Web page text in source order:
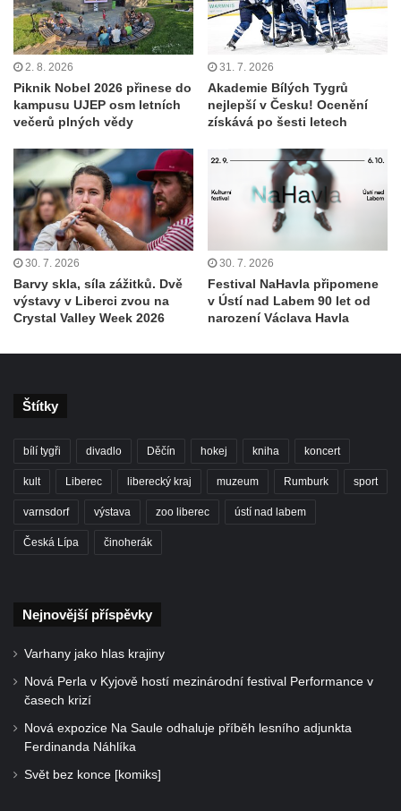
2. 8. 2026
Piknik Nobel 2026 přinese do
kampusu UJEP osm letních
večerů plných vědy
31. 7. 2026
Akademie Bílých Tygrů
nejlepší v Česku! Ocenění
získává po šesti letech
30. 7. 2026
Barvy skla, síla zážitků. Dvě
výstavy v Liberci zvou na
Crystal Valley Week 2026
30. 7. 2026
Festival NaHavla připomene
v Ústí nad Labem 90 let od
narození Václava Havla
Štítky
bílí tygři divadlo Děčín hokej kniha koncert
kult Liberec liberecký kraj muzeum Rumburk sport
varnsdorf výstava zoo liberec ústí nad labem
Česká Lípa činoherák
Nejnovější příspěvky
Varhany jako hlas krajiny
Nová Perla v Kyjově hostí mezinárodní festival Performance v
časech krizí
Nová expozice Na Saule odhaluje příběh lesního adjunkta
Ferdinanda Náhlíka
Svět bez konce [komiks]